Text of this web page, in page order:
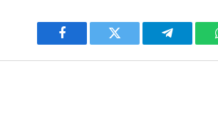
Facebook Twitter Telegram